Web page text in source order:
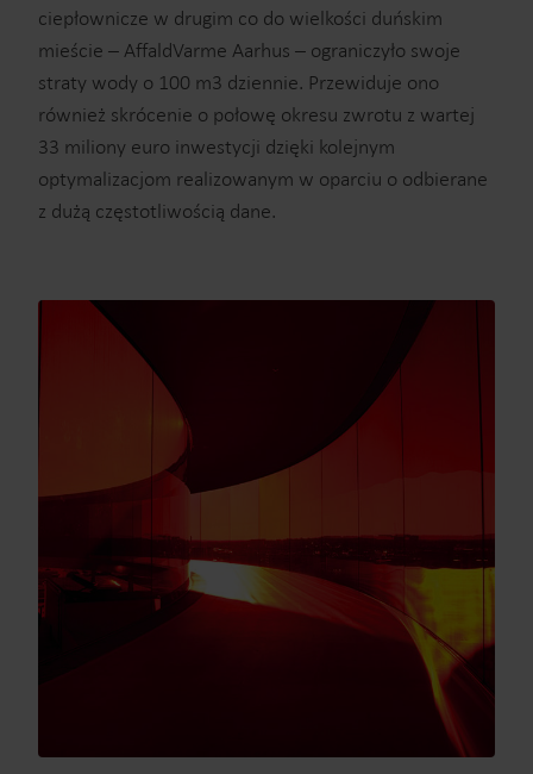
ciepłownicze w drugim co do wielkości duńskim
mieście – AffaldVarme Aarhus – ograniczyło swoje
straty wody o 100 m3 dziennie. Przewiduje ono
również skrócenie o połowę okresu zwrotu z wartej
33 miliony euro inwestycji dzięki kolejnym
optymalizacjom realizowanym w oparciu o odbierane
z dużą częstotliwością dane.